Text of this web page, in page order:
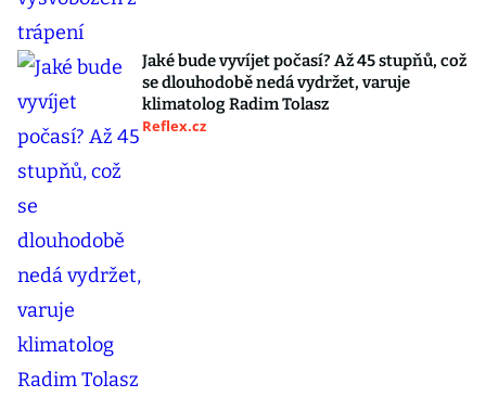
Jaké bude vyvíjet počasí? Až 45 stupňů, což
se dlouhodobě nedá vydržet, varuje
klimatolog Radim Tolasz
Reflex.cz